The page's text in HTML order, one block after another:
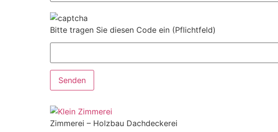
Bitte tragen Sie diesen Code ein (Pflichtfeld)
Zimmerei – Holzbau Dachdeckerei